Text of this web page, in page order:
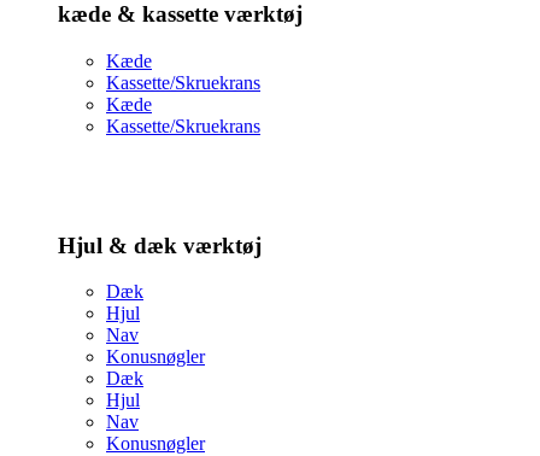
kæde & kassette værktøj
Kæde
Kassette/Skruekrans
Kæde
Kassette/Skruekrans
Hjul & dæk værktøj
Dæk
Hjul
Nav
Konusnøgler
Dæk
Hjul
Nav
Konusnøgler